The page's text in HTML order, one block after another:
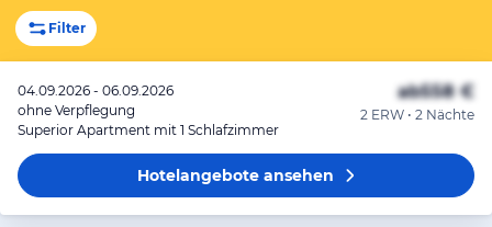
Filter
04.09.2026 - 06.09.2026
ohne Verpflegung
Superior Apartment mit 1 Schlafzimmer
ab558 €
2 ERW • 2 Nächte
Hotelangeboteansehen